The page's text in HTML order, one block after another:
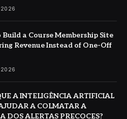
2026
a Course Membership Site
Revenue Instead of One-Off
2026
A INTELIGÊNCIA ARTIFICIAL
A COLMATAR A
DOS ALERTAS PRECOCES?